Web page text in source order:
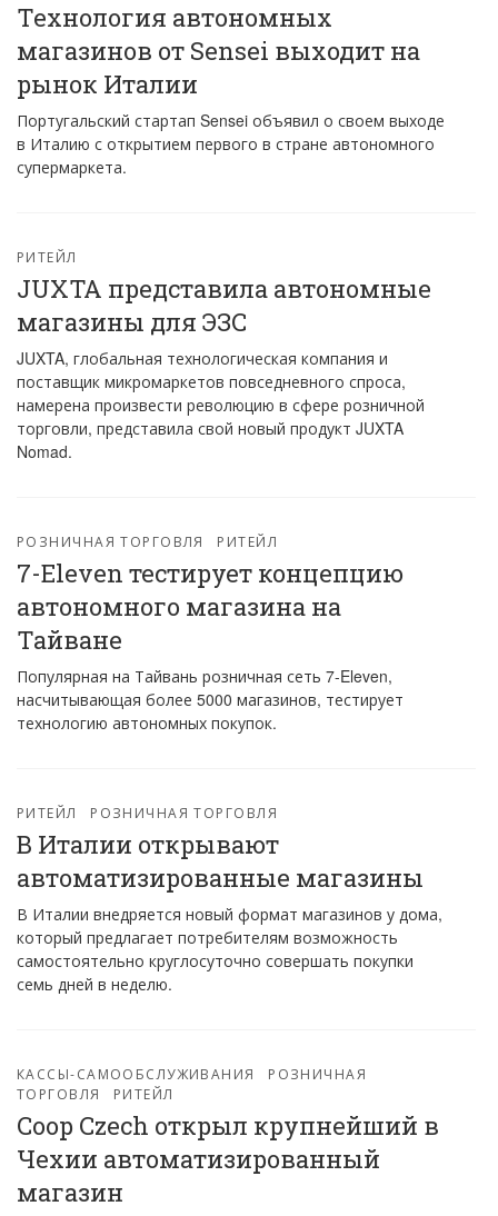
Технология автономных
магазинов от Sensei выходит на
рынок Италии
Португальский стартап Sensei объявил о своем выходе
в Италию с открытием первого в стране автономного
супермаркета.
РИТЕЙЛ
JUXTA представила автономные
магазины для ЭЗС
JUXTA, глобальная технологическая компания и
поставщик микромаркетов повседневного спроса,
намерена произвести революцию в сфере розничной
торговли, представила свой новый продукт JUXTA
Nomad.
РОЗНИЧНАЯ ТОРГОВЛЯ РИТЕЙЛ
7-Eleven тестирует концепцию
автономного магазина на
Тайване
Популярная на Тайвань розничная сеть 7-Eleven,
насчитывающая более 5000 магазинов, тестирует
технологию автономных покупок.
РИТЕЙЛ РОЗНИЧНАЯ ТОРГОВЛЯ
В Италии открывают
автоматизированные магазины
В Италии внедряется новый формат магазинов у дома,
который предлагает потребителям возможность
самостоятельно круглосуточно совершать покупки
семь дней в неделю.
КАССЫ-САМООБСЛУЖИВАНИЯ
РОЗНИЧНАЯ
ТОРГОВЛЯ
РИТЕЙЛ
Coop Czech открыл крупнейший в
Чехии автоматизированный
магазин